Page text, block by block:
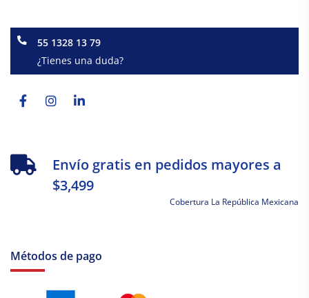
55 1328 13 79
¿Tienes una duda?
f
Envío gratis en pedidos mayores a
$3,499
Cobertura La República Mexicana
Métodos de pago